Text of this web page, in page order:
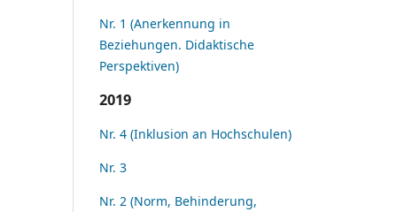
Nr. 1 (Anerkennung in
Beziehungen. Didaktische
Perspektiven)
2019
Nr. 4 (Inklusion an Hochschulen)
Nr. 3
Nr. 2 (Norm, Behinderung,